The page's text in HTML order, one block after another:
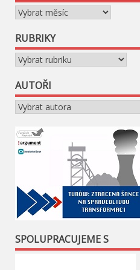
Archivy
RUBRIKY
Rubriky
AUTOŘI
SPOLUPRACUJEME S